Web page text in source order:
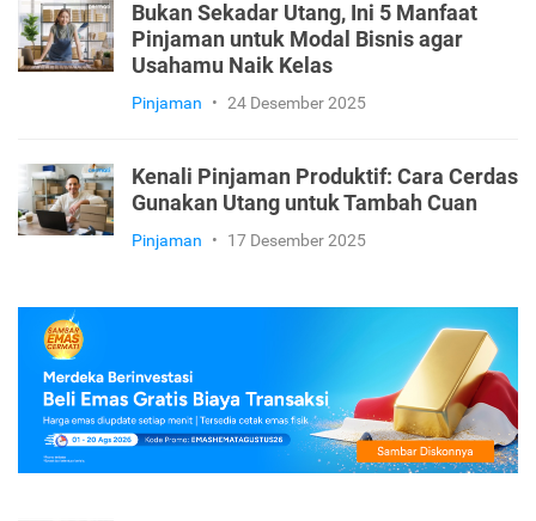
Bukan Sekadar Utang, Ini 5 Manfaat
Pinjaman untuk Modal Bisnis agar
Usahamu Naik Kelas
Pinjaman • 24 Desember 2025
Kenali Pinjaman Produktif: Cara Cerdas
Gunakan Utang untuk Tambah Cuan
Pinjaman • 17 Desember 2025